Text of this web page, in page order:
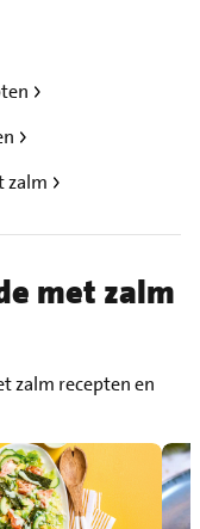
zalm
met zalm
zalm recepten en